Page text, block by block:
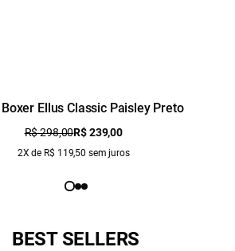
Ellus Classic Paisley Preto
R$ 298,00R$ 239,00
2X de R$ 119,50 sem juros
BEST SELLERS